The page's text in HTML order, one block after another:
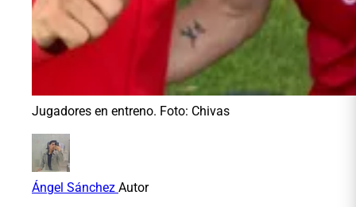
Jugadores en entreno. Foto: Chivas
Ángel Sánchez Autor